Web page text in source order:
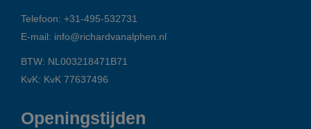
Telefoon: +31-495-532731
E-mail: info@richardvanalphen.nl
BTW: NL003218471B71
KvK: KvK 77637496
Openingstijden